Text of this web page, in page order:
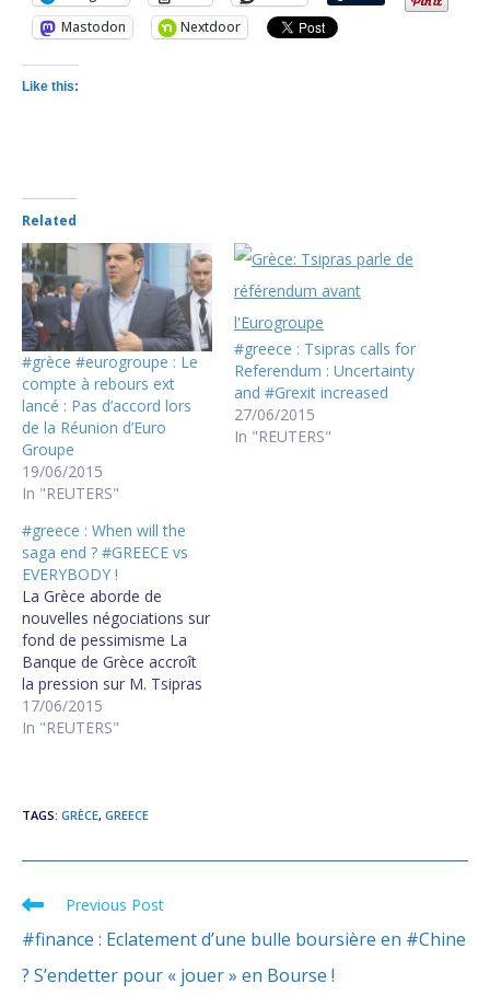
Mastodon
Nextdoor
Like this:
Related
#grèce #eurogroupe : Le
compte à rebours ext
lancé : Pas d’accord lors
de la Réunion d’Euro
Groupe
19/06/2015
In "REUTERS"
#greece : Tsipras calls for
Referendum : Uncertainty
and #Grexit increased
27/06/2015
In "REUTERS"
#greece : When will the
saga end ? #GREECE vs
EVERYBODY !
La Grèce aborde de
nouvelles négociations sur
fond de pessimisme La
Banque de Grèce accroît
la pression sur M. Tsipras
Grèce : les six sujets qui
fâchent encore Athènes
sourds entre Athènes et
and…
17/06/2015
In "REUTERS"
TAGS: GRÈCE, GREECE
Read
more
Previous Post
#finance : Eclatement d’une bulle boursière en #Chine
? S’endetter pour « jouer » en Bourse !